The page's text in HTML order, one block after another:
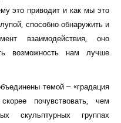
это приводит и как мы это
способно обнаружить и
взаимодействия, оно
возможность нам лучше
темой – «градация
почувствовать, чем
скульптурных группах